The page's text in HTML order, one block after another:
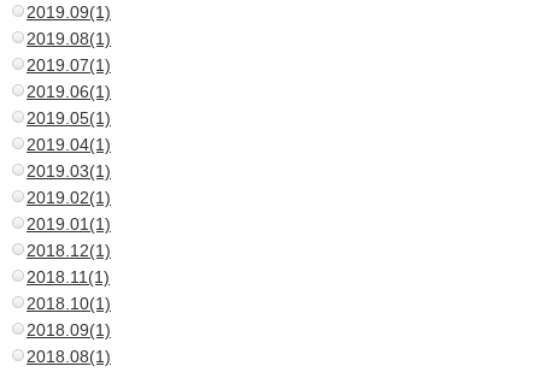
2019.09(1)
2019.08(1)
2019.07(1)
2019.06(1)
2019.05(1)
2019.04(1)
2019.03(1)
2019.02(1)
2019.01(1)
2018.12(1)
2018.11(1)
2018.10(1)
2018.09(1)
2018.08(1)